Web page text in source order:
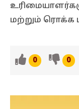
மற்றும் ரொக்க
0 0